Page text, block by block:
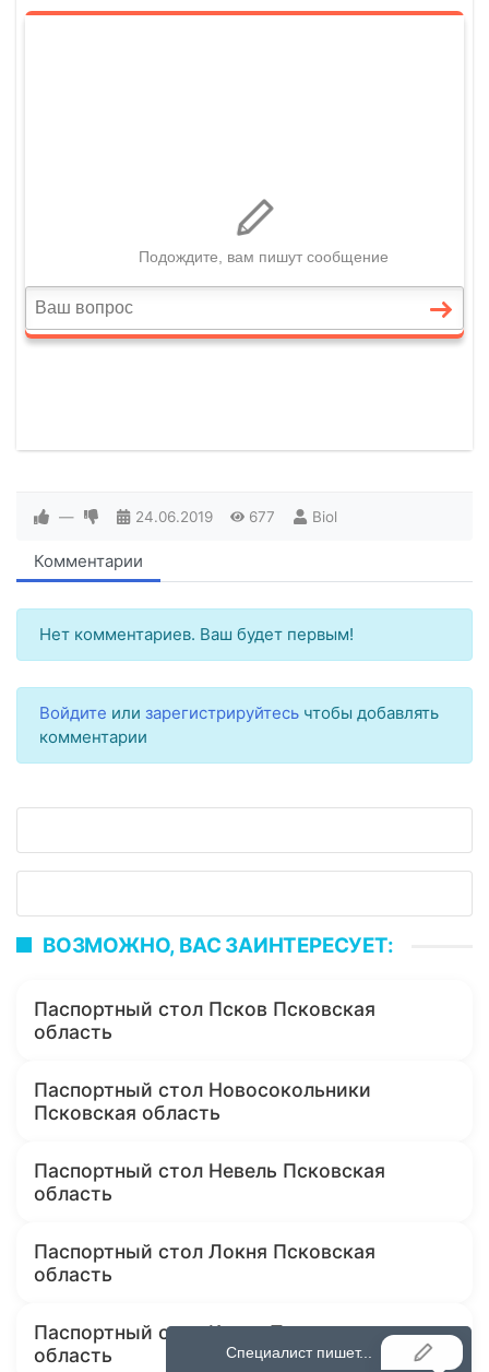
— 24.06.2019 677 Biol
Комментарии
Нет комментариев. Ваш будет первым!
Войдите или зарегистрируйтесь чтобы добавлять
комментарии
ВОЗМОЖНО, ВАС ЗАИНТЕРЕСУЕТ:
Паспортный стол Псков Псковская
область
Паспортный стол Новосокольники
Псковская область
Паспортный стол Невель Псковская
область
Паспортный стол Локня Псковская
область
Паспортный стол Кунья Псковская
область